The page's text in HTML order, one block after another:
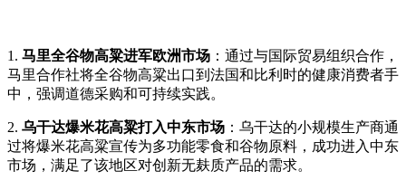
1. 马里全谷物高粱进军欧洲市场 ：通过与国际贸易组织合作，
马里合作社将全谷物高粱出口到法国和比利时的健康消费者手
中，强调道德采购和可持续实践。
2. 乌干达爆米花高粱打入中东市场 ：乌干达的小规模生产商通
过将爆米花高粱宣传为多功能零食和谷物原料，成功进入中东
市场，满足了该地区对创新无麸质产品的需求。